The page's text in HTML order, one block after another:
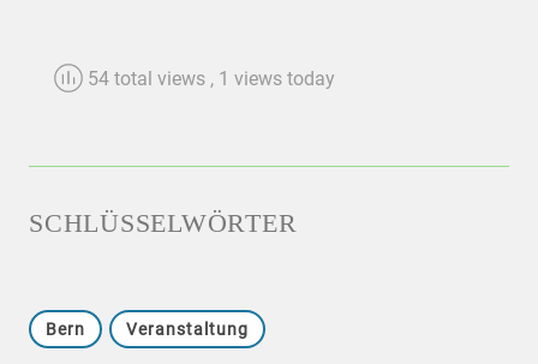
54 total views , 1 views today
SCHLÜSSELWÖRTER
Bern Veranstaltung